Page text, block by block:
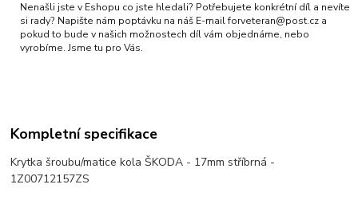
Nenašli jste v Eshopu co jste hledali? Potřebujete konkrétní díl a nevíte
si rady? Napište nám poptávku na náš E-mail forveteran@post.cz a
pokud to bude v našich možnostech díl vám objednáme, nebo
vyrobíme. Jsme tu pro Vás.
Kompletní specifikace
Krytka šroubu/matice kola ŠKODA - 17mm stříbrná -
1Z00712157ZS